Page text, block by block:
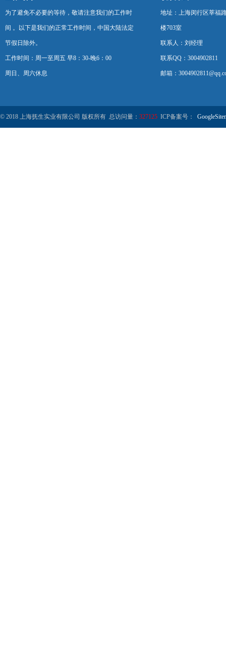
为了避免不必要的等待，敬请注意我们的工作时
间 。以下是我们的正常工作时间，中国大陆法定
节假日除外。
工作时间：周一至周五 早8：30-晚6：00
周日、周六休息
地址：上海闵行区莘福
楼703室
联系人：刘经理
联系QQ：3004902811
邮箱：
© 2018 上海抚生实业有限公司 版权所有 总访问量： 327125 ICP备案号：